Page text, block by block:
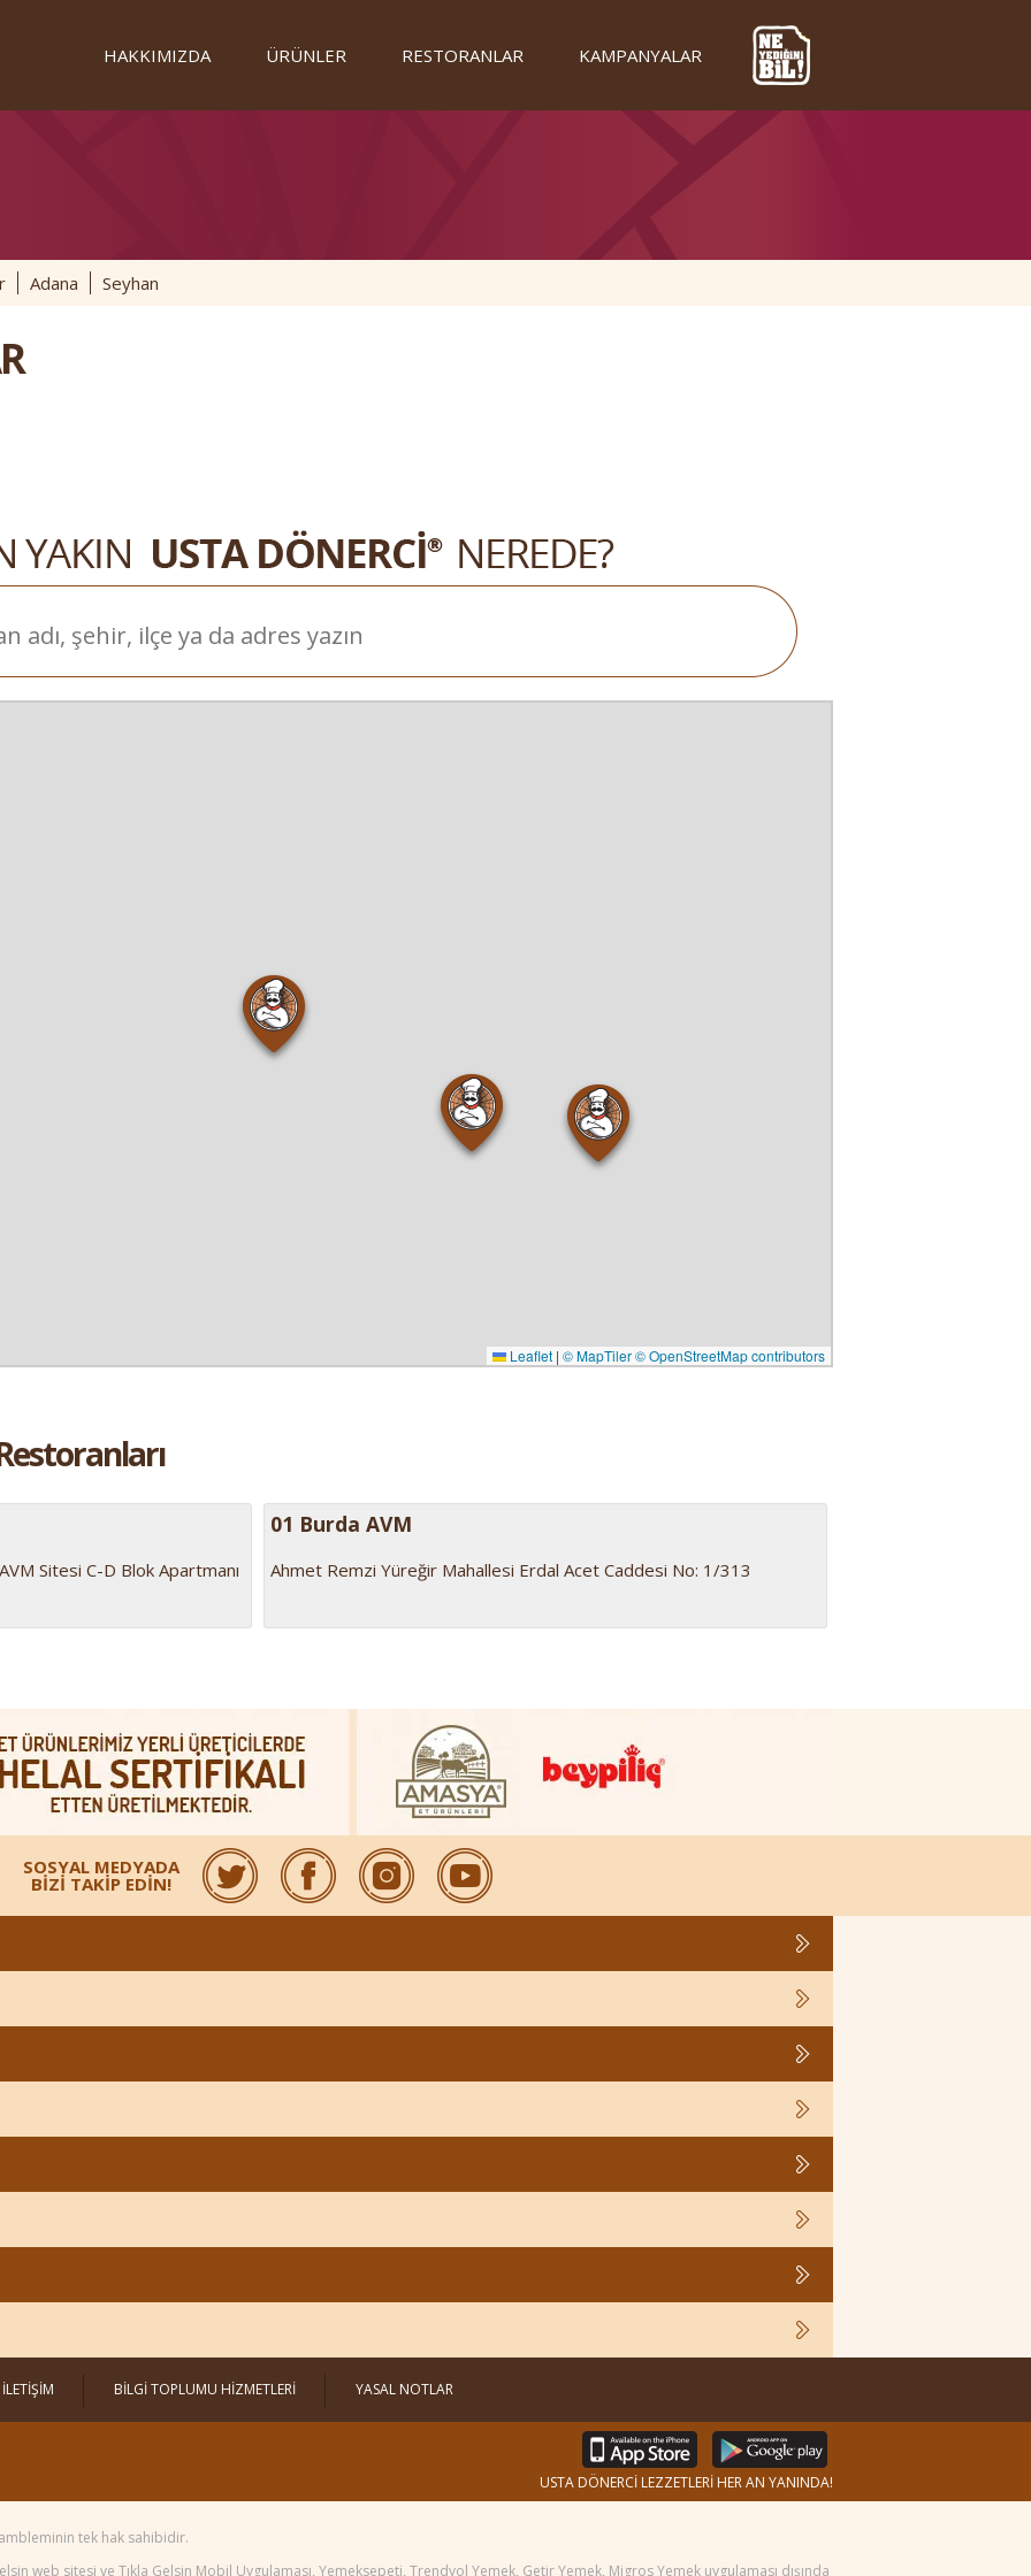
HAKKIMIZDA ÜRÜNLER RESTORANLAR KAMPANYALAR
Adana Seyhan
Leaflet | © MapTiler© OpenStreetMap contributors
Sitesi C-D Blok Apartmanı
01 Burda AVM
Ahmet Remzi Yüreğir Mahallesi Erdal Acet Caddesi No: 1/313
SOSYAL MEDYADA
BİZİ TAKİP EDİN!
İLETİŞİM BİLGİ TOPLUMU HİZMETLERİ YASAL NOTLAR
USTA DÖNERCİ LEZZETLERİ HER AN YANINDA!
tek hak sahibidir.
web sitesi ve Tıkla Gelsin Mobil Uygulaması, Yemeksepeti, Trendyol Yemek, Getir Yemek, Migros Yemek uygulaması dışında